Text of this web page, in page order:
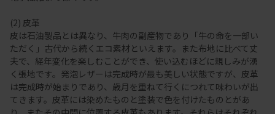
(2) 皮革
皮は石油製品とは異なり、牛肉の副産物であり「牛の命を一部い
ただく」古代から続くエコ素材といえます。また布地に比べて丈
夫で、経年変化を楽しむことができ、使い込むほどに親しみが湧
く張地です。発泡レザーは完成時が最も美しい状態ですが、皮革
は完成時が始まりであり、歳月を重ねて行くにつれて味わいが出
てきます。皮革には染めたものと塗装で色を付けたものとがあ